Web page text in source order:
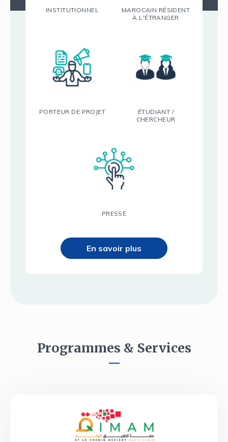
INSTITUTIONNEL
MAROCAIN RÉSIDENT
À L'ÉTRANGER
PORTEUR DE PROJET
ÉTUDIANT /
CHERCHEUR
PRESSE
En savoir plus
Programmes & Services